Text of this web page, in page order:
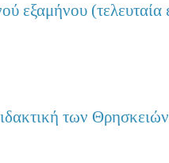
εξαμήνου
των